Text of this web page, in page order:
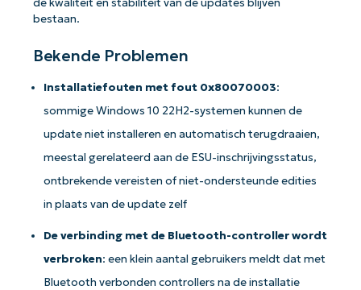
bestaan.
Bekende Problemen
Installatiefouten met fout 0x80070003:
sommige Windows 10 22H2-systemen kunnen de
update niet installeren en automatisch terugdraaien,
meestal gerelateerd aan de ESU-inschrijvingsstatus,
ontbrekende vereisten of niet-ondersteunde edities
in plaats van de update zelf
De verbinding met de Bluetooth-controller wordt
verbroken: een klein aantal gebruikers meldt dat met
Bluetooth verbonden controllers na de installatie
Aan de slag met NinjaOne AI-
gestuurde KB-analyses!
First
last
Business
Phone
number*
Company
name*